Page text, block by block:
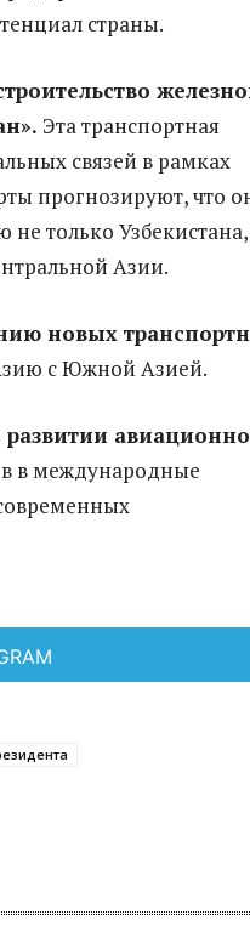
страны.
Эта транспортная
связей в рамках
прогнозируют, что
не только Узбекистана,
Азии.
новых
с Южной Азией.
развитии
в международные